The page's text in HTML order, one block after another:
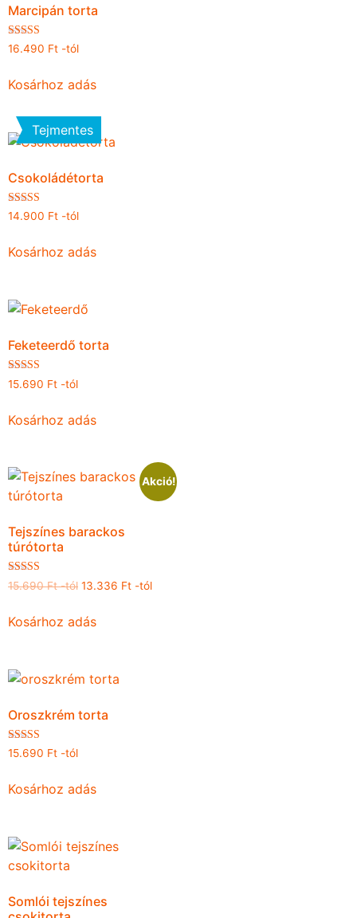
Marcipán torta
Értékelés:
5.00
16.490 Ft -tól
Kosárhoz adás
Tejmentes
Csokoládétorta
Értékelés:
4.86
14.900 Ft -tól
Kosárhoz adás
Feketeerdő torta
Értékelés:
4.87
15.690 Ft -tól
Kosárhoz adás
Akció!
Tejszínes barackos
túrótorta
Értékelés:
4.96
15.690Ft -tól 13.336 Ft -tól
Kosárhoz adás
Oroszkrém torta
Értékelés:
4.92
15.690 Ft -tól
Kosárhoz adás
Somlói tejszínes